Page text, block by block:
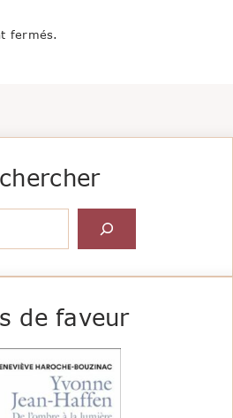
fermés.
de faveur